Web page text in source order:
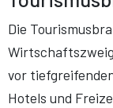
Die
vor
Hotels und